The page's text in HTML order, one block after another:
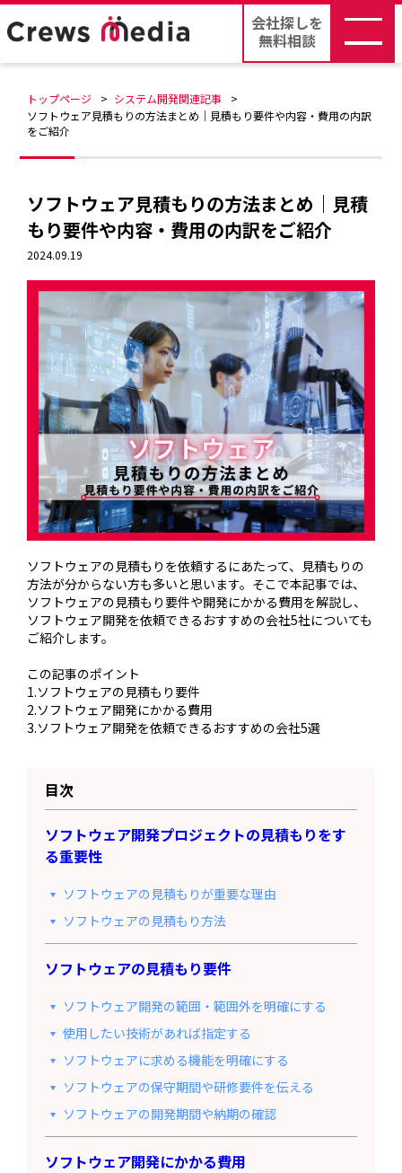
会社探しを
無料相談
トップページ
システム開発関連記事
ソフトウェア見積もりの方法まとめ｜見積もり要件や内容・費用の内訳
をご紹介
ソフトウェア見積もりの方法まとめ｜見積
もり要件や内容・費用の内訳をご紹介
2024.09.19
ソフトウェアの見積もりを依頼するにあたって、見積もりの
方法が分からない方も多いと思います。そこで本記事では、
ソフトウェアの見積もり要件や開発にかかる費用を解説し、
ソフトウェア開発を依頼できるおすすめの会社5社についても
ご紹介します。
この記事のポイント
1.ソフトウェアの見積もり要件
2.ソフトウェア開発にかかる費用
3.ソフトウェア開発を依頼できるおすすめの会社5選
目次
ソフトウェア開発プロジェクトの見積もりをす
る重要性
ソフトウェアの見積もりが重要な理由
ソフトウェアの見積もり方法
ソフトウェアの見積もり要件
ソフトウェア開発の範囲・範囲外を明確にする
使用したい技術があれば指定する
ソフトウェアに求める機能を明確にする
ソフトウェアの保守期間や研修要件を伝える
ソフトウェアの開発期間や納期の確認
ソフトウェア開発にかかる費用